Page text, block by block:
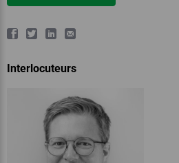
Interlocuteurs